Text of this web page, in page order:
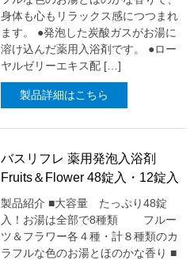
身体も心もリラックス感につつまれ
ます。 ●発泡した炭酸ガスがお湯に
溶け込んだ薬用入浴剤です。 ●ロー
ヤルゼリーエキス配 […]
製品詳細はこちら
バスリフレ 薬用発泡入浴剤
Fruits＆Flower 48錠入・12錠入
製品紹介 ■大容量 たっぷり48錠
入！お湯は全部で8種類 フルー
ツ＆フラワー各４種・計８種類のカ
ラフルな色のお湯とほのかな香り ■